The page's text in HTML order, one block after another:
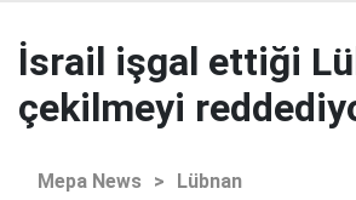
İsrail işgal ettiği
çekilmeyi
Mepa News > Lübnan